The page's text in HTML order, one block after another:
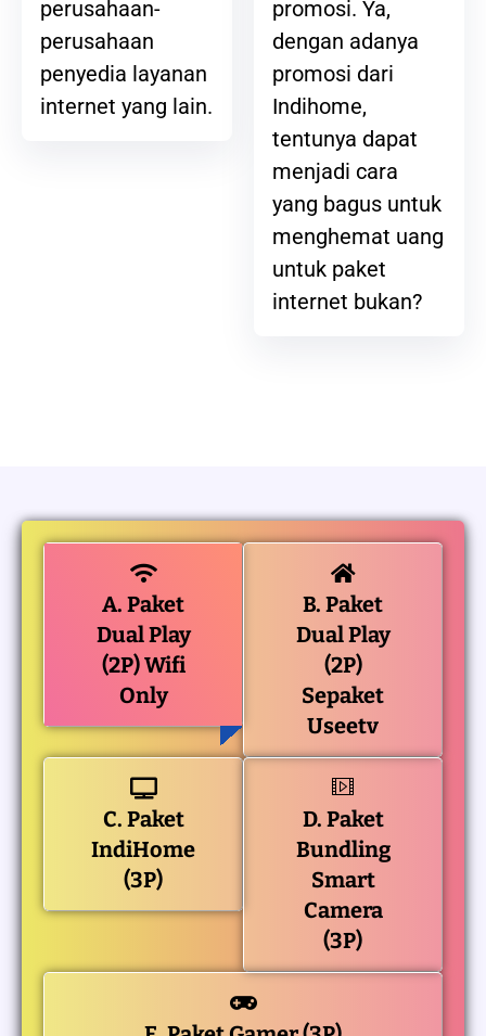
perusahaan-
perusahaan
penyedia layanan
internet yang lain.
promosi. Ya,
dengan adanya
promosi dari
Indihome,
tentunya dapat
menjadi cara
yang bagus untuk
menghemat uang
untuk paket
internet bukan?
A. Paket
Dual Play
(2P) Wifi
Only
B. Paket
Dual Play
(2P)
Sepaket
Useetv
C. Paket
IndiHome
(3P)
D. Paket
Bundling
Smart
Camera
(3P)